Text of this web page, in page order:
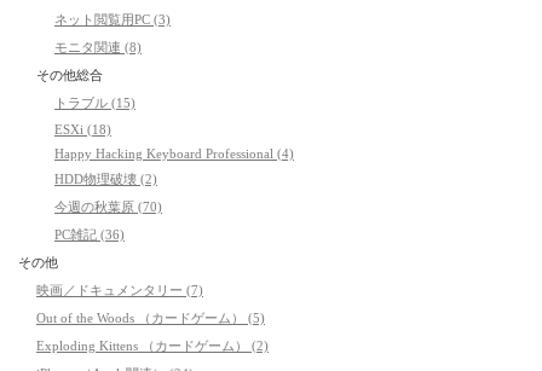
ネット閲覧用PC (3)
モニタ関連 (8)
その他総合
トラブル (15)
ESXi (18)
Happy Hacking Keyboard Professional (4)
HDD物理破壊 (2)
今週の秋葉原 (70)
PC雑記 (36)
その他
映画／ドキュメンタリー (7)
Out of the Woods （カードゲーム） (5)
Exploding Kittens （カードゲーム） (2)